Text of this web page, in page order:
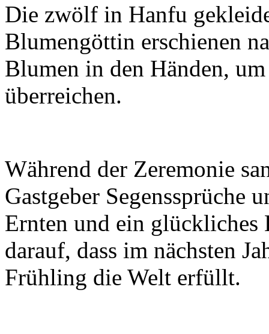
Die zwölf in Hanfu
Blumengöttin erschienen
Blumen in den Händen,
überreichen.
Während der Zeremonie
Gastgeber Segenssprüche
Ernten und ein glückliches
darauf, dass im nächsten
Frühling die Welt erfüllt.